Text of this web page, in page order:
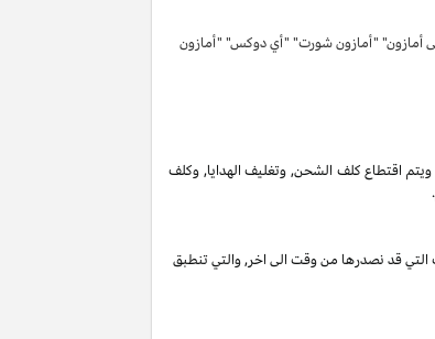
أمازون" "أمازون شورت" "أي دوكس" "أمازون
اقتطاع كلف الشحن, وتغليف الهدايا, وكلف
التي قد نصدرها من وقت الى اخر, والتي تنطبق